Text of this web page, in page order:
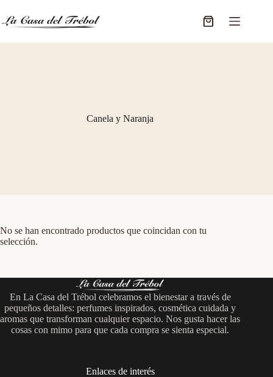
contenido
Carro
Canela y Naranja
No se han encontrado productos que coincidan con tu
selección.
En La Casa del Trébol celebramos el bienestar a través de
pequeños detalles: perfumes inspirados, cosmética cuidada y
aromas que transforman cualquier espacio. Nos gusta hacer las
cosas con mimo para que cada compra se sienta especial.
Enlaces de interés